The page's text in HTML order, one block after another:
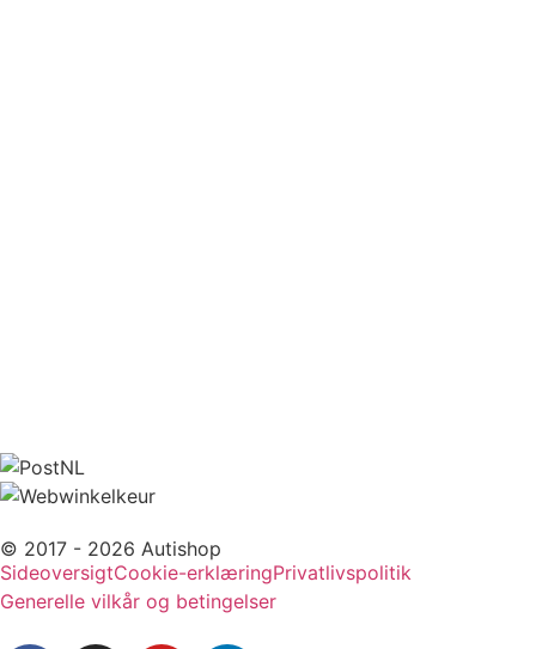
© 2017 - 2026 Autishop
SideoversigtCookie-erklæringPrivatlivspolitik
Generelle vilkår og betingelser